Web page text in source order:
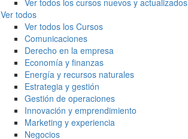
Ver todos los cursos nuevos y actualizados
Ver todos
Ver todos los Cursos
Comunicaciones
Derecho en la empresa
Economía y finanzas
Energía y recursos naturales
Estrategia y gestión
Gestión de operaciones
Innovación y emprendimiento
Marketing y experiencia
Negocios